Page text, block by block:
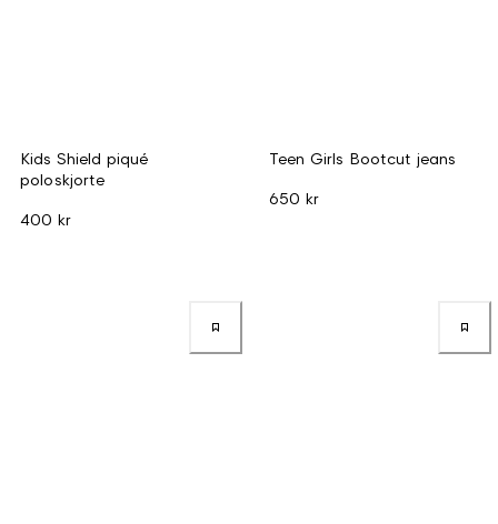
Kids Shield piqué
poloskjorte
400 kr
Teen Girls Bootcut jeans
650 kr